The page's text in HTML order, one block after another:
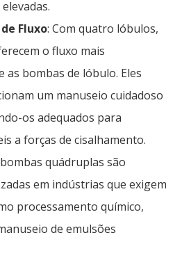
Fluxo: Com quatro lóbulos,
o fluxo mais
as bombas de lóbulo. Eles
um manuseio cuidadoso
os adequados para
a forças de cisalhamento.
quádruplas são
em indústrias que exigem
processamento químico,
de emulsões